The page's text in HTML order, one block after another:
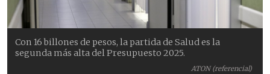
ATON (referencial)
Con 16 billones de pesos, la partida de Salud es la
segunda más alta del Presupuesto 2025.